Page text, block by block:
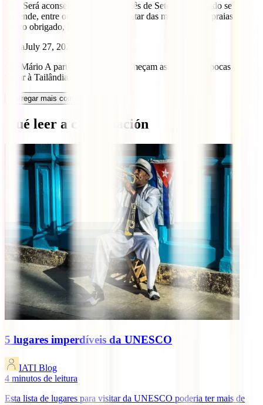
Olá, Será aconselhável viajar no mês de Setembro, quando se
pretende, entre outras coisas, disfrutar das maravilhosas praias?!…
Muito obrigado, Mário Pimenta
yajnaJuly 27, 2022
Olá Mário A partir de setembro começam as melhores épocas para
viajar à Tailândia 🙂
Carregar mais comentários
Qué leer a continuación
5 lugares imperdíveis da UNESCO
IATI Blog
4 minutos de leitura
Esta lista de lugares para visitar da UNESCO poderia ter mais de